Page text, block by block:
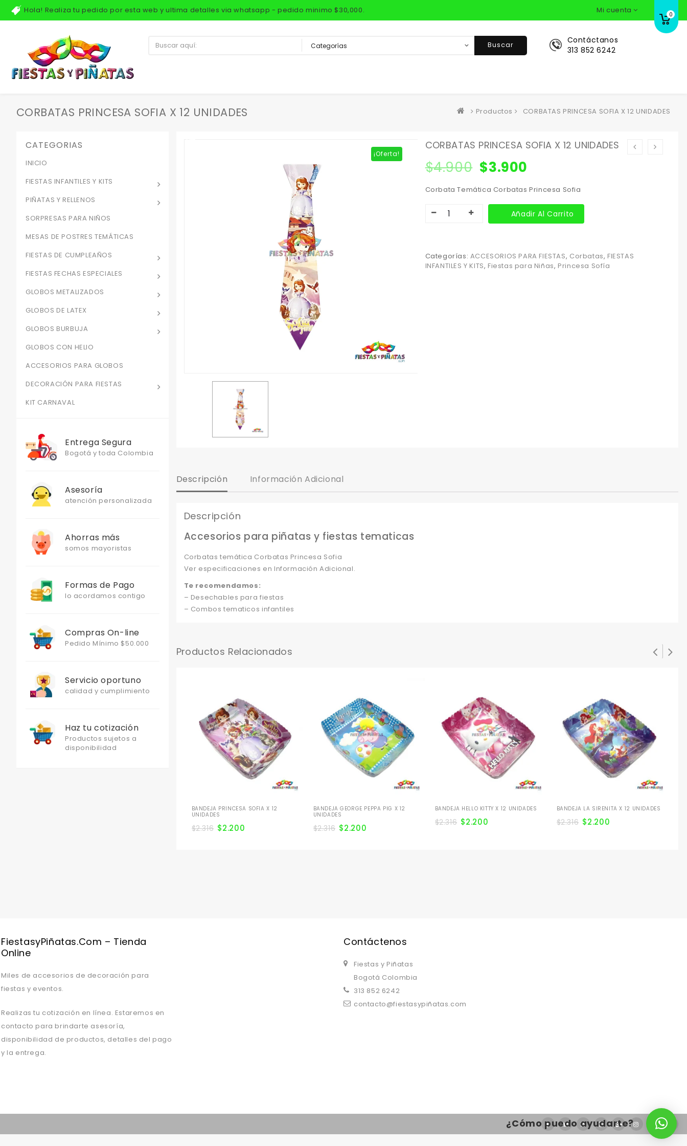
Hola! Realiza tu pedido por esta web y ultima detalles via whatsapp - pedido minimo $30,000. Mi cuenta 0
Contáctanos
313 852 6242
Buscar
CORBATAS PRINCESA SOFIA X 12 UNIDADES Productos CORBATAS PRINCESA SOFIA X 12 UNIDADES
¡Oferta!
CORBATAS PRINCESA SOFIA X 12 UNIDADES
$4.900 $3.900
Corbata Temática Corbatas Princesa Sofia
Añadir Al Carrito
Categorías: ACCESORIOS PARA FIESTAS, Corbatas, FIESTAS
INFANTILES Y KITS, Fiestas para Niñas, Princesa Sofía
Descripción Información Adicional
Descripción
Accesorios para piñatas y fiestas tematicas
Corbatas temática Corbatas Princesa Sofia
Ver especificaciones en Información Adicional.
Te recomendamos:
– Desechables para fiestas
– Combos tematicos infantiles
Productos Relacionados
BANDEJA PRINCESA SOFIA X 12
UNIDADES
$2.316 $2.200
BANDEJA GEORGE PEPPA PIG X 12
UNIDADES
$2.316 $2.200
BANDEJA HELLO KITTY X 12 UNIDADES
$2.316 $2.200
BANDEJA LA SIRENITA X 12 UNIDADES
$2.316 $2.200
CATEGORIAS
INICIO
FIESTAS INFANTILES Y KITS
PIÑATAS Y RELLENOS
SORPRESAS PARA NIÑOS
MESAS DE POSTRES TEMÁTICAS
FIESTAS DE CUMPLEAÑOS
FIESTAS FECHAS ESPECIALES
GLOBOS METALIZADOS
GLOBOS DE LATEX
GLOBOS BURBUJA
GLOBOS CON HELIO
ACCESORIOS PARA GLOBOS
DECORACIÓN PARA FIESTAS
KIT CARNAVAL
Entrega Segura
Bogotá y toda Colombia
Asesoría
atención personalizada
Ahorras más
somos mayoristas
Formas de Pago
lo acordamos contigo
Compras On-line
Pedido Mínimo $50.000
Servicio oportuno
calidad y cumplimiento
Haz tu cotización
Productos sujetos a
disponibilidad
FiestasyPiñatas.com – Tienda
Online
Miles de accesorios de decoración para
fiestas y eventos.
Realizas tu cotización en línea. Estaremos en
contacto para brindarte asesoría,
disponibilidad de productos, detalles del pago
y la entrega.
Contáctenos
Fiestas y Piñatas
Bogotá Colombia
313 852 6242
contacto@fiestasypiñatas.com
¿Cómo puedo ayudarte?